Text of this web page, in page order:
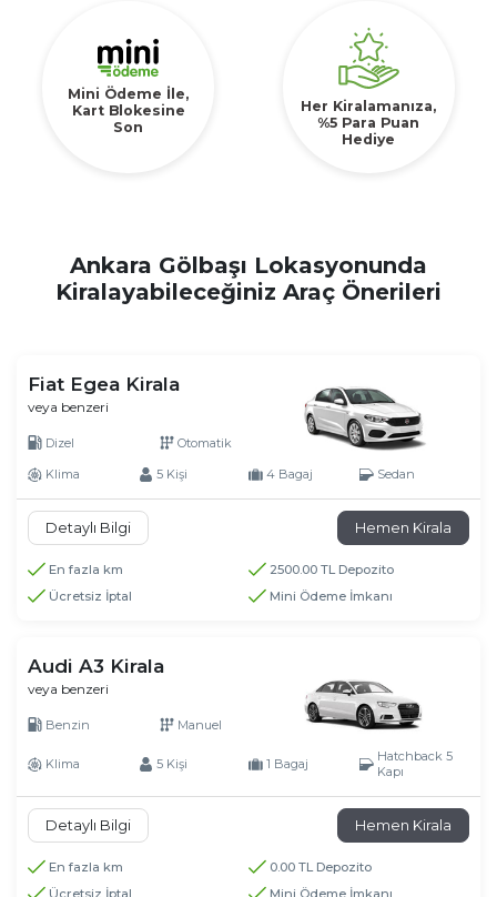
Mini Ödeme İle,
Kart Blokesine
Son
Her Kiralamanıza,
%5 Para Puan
Hediye
Ankara Gölbaşı Lokasyonunda
Kiralayabileceğiniz Araç Önerileri
Fiat Egea Kirala
veya benzeri
Dizel Otomatik
Klima 5 Kişi 4 Bagaj Sedan
Detaylı Bilgi Hemen Kirala
En fazla km
2500.00 TL Depozito
Ücretsiz İptal
Mini Ödeme İmkanı
Audi A3 Kirala
veya benzeri
Benzin Manuel
Klima 5 Kişi 1 Bagaj
Hatchback 5
Kapı
Detaylı Bilgi Hemen Kirala
En fazla km
0.00 TL Depozito